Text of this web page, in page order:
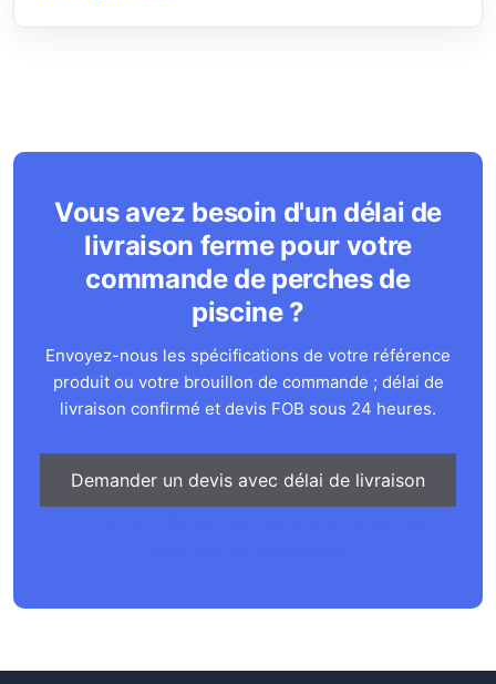
Vous avez besoin d'un délai de
livraison ferme pour votre
commande de perches de
piscine ?
Envoyez-nous les spécifications de votre référence
produit ou votre brouillon de commande ; délai de
livraison confirmé et devis FOB sous 24 heures.
Demander un devis avec délai de livraison